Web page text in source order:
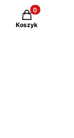
Produkty w
Koszyk